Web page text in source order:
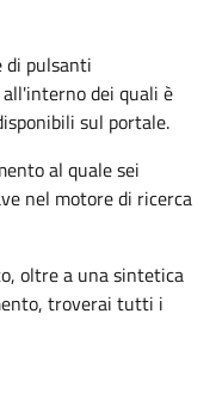
di pulsanti
dei quali è
sul portale.
al quale sei
nel motore di ricerca
oltre a una sintetica
troverai tutti i